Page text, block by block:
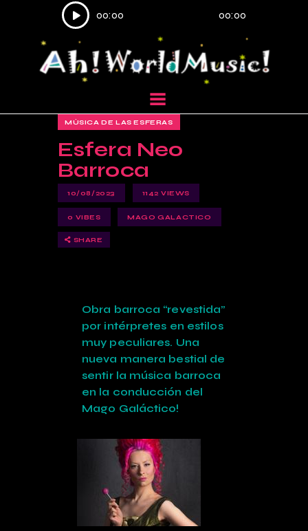
Reproductor
de
audio
00:00 00:00
MÚSICA DE LAS ESFERAS
Esfera Neo
Barroca
10/08/2023 1142 VIEWS
0 VIBES MAGO GALACTICO
SHARE
Obra barroca “revestida”
por intérpretes en estilos
muy peculiares. Una
nueva manera bestial de
sentir la música barroca
en la conducción del
Mago Galáctico!